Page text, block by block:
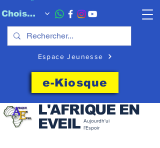
Choisissez quand l'envoyer
Espace Jeunesse
e-Kiosque
L'AFRIQUE EN
EVEIL Aujourdh'ui
l'Espoir